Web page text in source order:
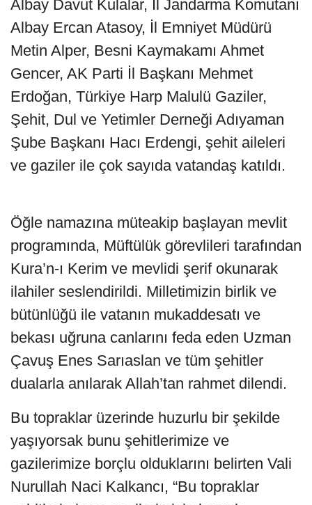
Albay Davut Kulalar, İl Jandarma Komutanı
Albay Ercan Atasoy, İl Emniyet Müdürü
Metin Alper, Besni Kaymakamı Ahmet
Gencer, AK Parti İl Başkanı Mehmet
Erdoğan, Türkiye Harp Malulü Gaziler,
Şehit, Dul ve Yetimler Derneği Adıyaman
Şube Başkanı Hacı Erdengi, şehit aileleri
ve gaziler ile çok sayıda vatandaş katıldı.
Öğle namazına müteakip başlayan mevlit
programında, Müftülük görevlileri tarafından
Kura’n-ı Kerim ve mevlidi şerif okunarak
ilahiler seslendirildi. Milletimizin birlik ve
bütünlüğü ile vatanın mukaddesatı ve
bekası uğruna canlarını feda eden Uzman
Çavuş Enes Sarıaslan ve tüm şehitler
dualarla anılarak Allah’tan rahmet dilendi.
Bu topraklar üzerinde huzurlu bir şekilde
yaşıyorsak bunu şehitlerimize ve
gazilerimize borçlu olduklarını belirten Vali
Nurullah Naci Kalkancı, “Bu topraklar